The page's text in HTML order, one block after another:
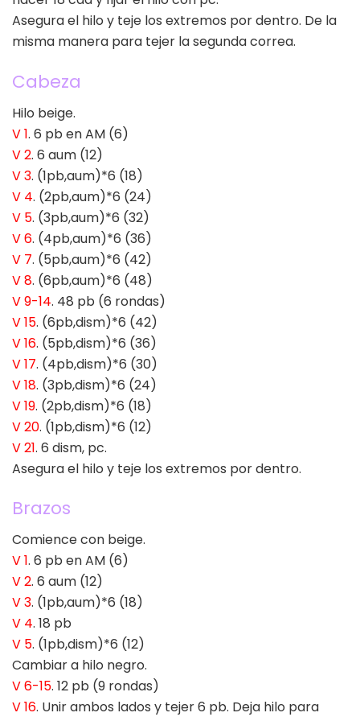
Asegura el hilo y teje los extremos por dentro. De la
misma manera para tejer la segunda correa.
Cabeza
Hilo beige.
V 1. 6 pb en AM (6)
V 2. 6 aum (12)
V 3. (1pb,aum)*6 (18)
V 4. (2pb,aum)*6 (24)
V 5. (3pb,aum)*6 (32)
V 6. (4pb,aum)*6 (36)
V 7. (5pb,aum)*6 (42)
V 8. (6pb,aum)*6 (48)
V 9-14. 48 pb (6 rondas)
V 15. (6pb,dism)*6 (42)
V 16. (5pb,dism)*6 (36)
V 17. (4pb,dism)*6 (30)
V 18. (3pb,dism)*6 (24)
V 19. (2pb,dism)*6 (18)
V 20. (1pb,dism)*6 (12)
V 21. 6 dism, pc.
Asegura el hilo y teje los extremos por dentro.
Brazos
Comience con beige.
V 1. 6 pb en AM (6)
V 2. 6 aum (12)
V 3. (1pb,aum)*6 (18)
V 4. 18 pb
V 5. (1pb,dism)*6 (12)
Cambiar a hilo negro.
V 6-15. 12 pb (9 rondas)
V 16. Unir ambos lados y tejer 6 pb. Deja hilo para